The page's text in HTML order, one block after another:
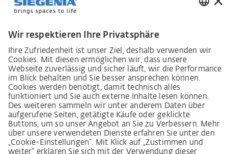
Lieferkettensorgfaltspflichtengesetz
Lieferantenkodex
LkSG-Merkblatt für Lieferanten
Grundsatzerklärung Menschenrechtsstrategie
Beschwerdeverfahren